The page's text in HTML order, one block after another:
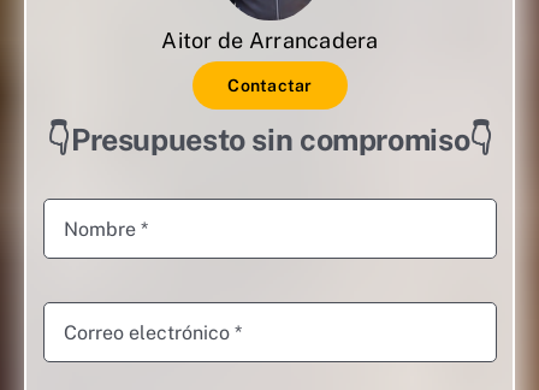
Aitor de Arrancadera
Contactar
👇Presupuesto sin compromiso👇